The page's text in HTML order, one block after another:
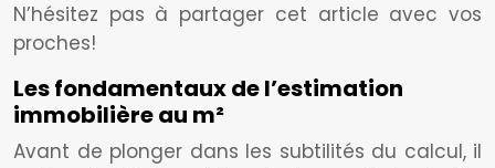
N’hésitez pas à partager cet article avec vos
proches!
Les fondamentaux de l’estimation
immobilière au m²
Avant de plonger dans les subtilités du calcul, il